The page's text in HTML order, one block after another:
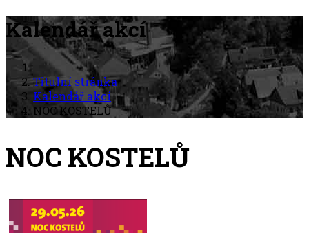
Kalendář akcí
Titulní stránka
Kalendář akcí
NOC KOSTELŮ
NOC KOSTELŮ